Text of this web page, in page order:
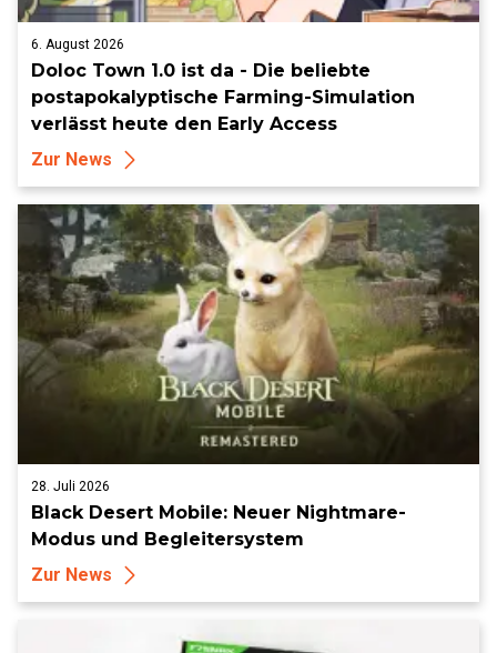
6. August 2026
Doloc Town 1.0 ist da - Die beliebte
postapokalyptische Farming-Simulation
verlässt heute den Early Access
Zur News
28. Juli 2026
Black Desert Mobile: Neuer Nightmare-
Modus und Begleitersystem
Zur News